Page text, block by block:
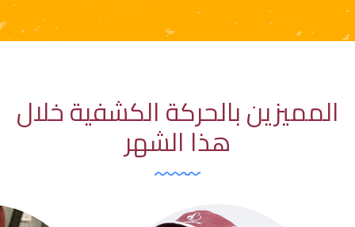
المميزين بالحركة الكشفية خلال
هذا الشهر